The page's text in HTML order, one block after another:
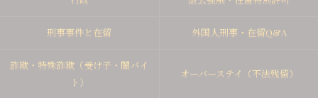
刑事事件と在留 外国人刑事・在留Q&A
詐欺・特殊詐欺（受け子・闇バイ
ト）
オーバーステイ（不法残留）